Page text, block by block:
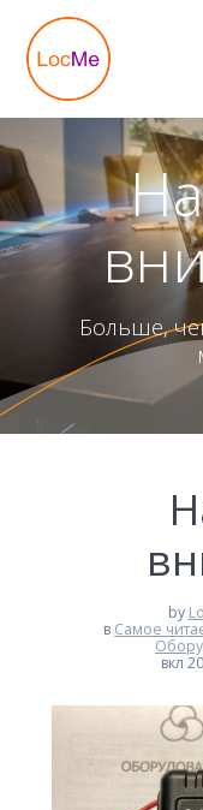
Больше,
by
в Самое
вкл